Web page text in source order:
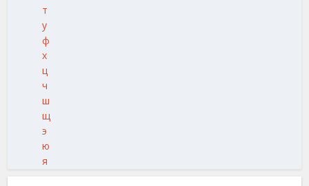
т
у
ф
х
ц
ч
ш
щ
э
ю
я